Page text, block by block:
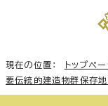
現在の位置： トップペ
要伝統的建造物群保存地